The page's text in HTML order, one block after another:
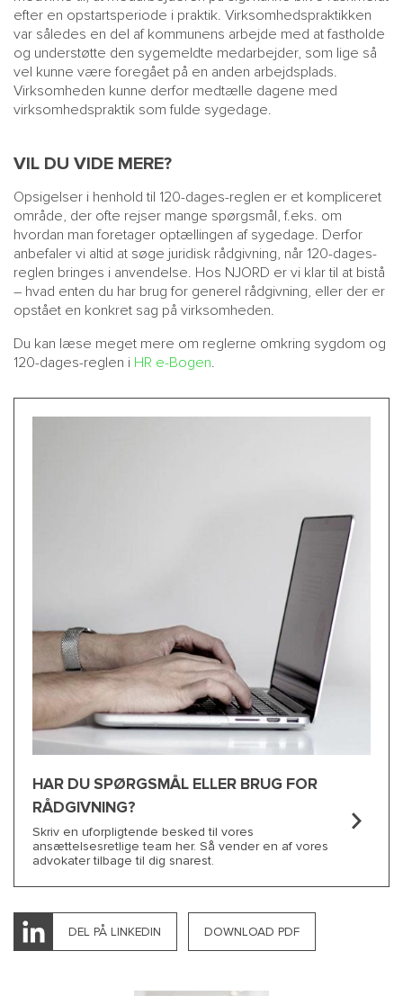
efter en opstartsperiode i praktik. Virksomhedspraktikken
var således en del af kommunens arbejde med at fastholde
og understøtte den sygemeldte medarbejder, som lige så
vel kunne være foregået på en anden arbejdsplads.
Virksomheden kunne derfor medtælle dagene med
virksomhedspraktik som fulde sygedage.
VIL DU VIDE MERE?
Opsigelser i henhold til 120-dages-reglen er et kompliceret
område, der ofte rejser mange spørgsmål, f.eks. om
hvordan man foretager optællingen af sygedage. Derfor
anbefaler vi altid at søge juridisk rådgivning, når 120-dages-
reglen bringes i anvendelse. Hos NJORD er vi klar til at bistå
– hvad enten du har brug for generel rådgivning, eller der er
opstået en konkret sag på virksomheden.
Du kan læse meget mere om reglerne omkring sygdom og
120-dages-reglen i HR e-Bogen.
HAR DU SPØRGSMÅL ELLER BRUG FOR
RÅDGIVNING?
Skriv en uforpligtende besked til vores
ansættelsesretlige team her. Så vender en af vores
advokater tilbage til dig snarest.
DEL PÅ LINKEDIN DOWNLOAD PDF